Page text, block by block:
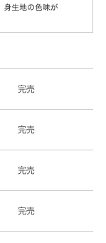
完売
完売
完売
完売